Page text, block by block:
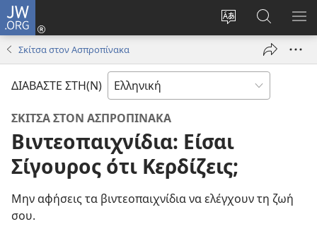
JW.ORG
Αλλαγή
γλώσσας
ιστότοπου
Σύνδεση
(ανοίγει
παράθυρο)
στο
JW.ORG
Σκίτσα στον Ασπροπίνακα
ΔΙΑΒΑΣΤΕ ΣΤΗ(Ν)
ΣΚΙΤΣΑ ΣΤΟΝ ΑΣΠΡΟΠΙΝΑΚΑ
Βιντεοπαιχνίδια: Είσαι
Σίγουρος ότι Κερδίζεις;
Μην αφήσεις τα βιντεοπαιχνίδια να ελέγχουν τη ζωή
σου.